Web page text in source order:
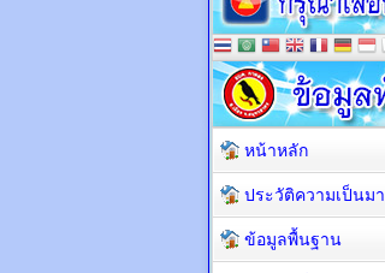
หน้าหลัก
ประวัติความเป็นมา
ข้อมูลพื้นฐาน